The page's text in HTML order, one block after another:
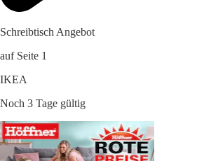
Schreibtisch Angebot
auf Seite 1
IKEA
Noch 3 Tage gültig